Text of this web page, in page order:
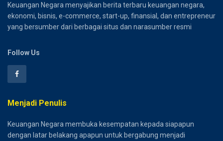
Keuangan Negara menyajikan berita terbaru keuangan negara,
ekonomi, bisnis, e-commerce, start-up, finansial, dan entrepreneur
yang bersumber dari berbagai situs dan narasumber resmi
Follow Us
Menjadi Penulis
Keuangan Negara membuka kesempatan kepada siapapun
dengan latar belakang apapun untuk bergabung menjadi